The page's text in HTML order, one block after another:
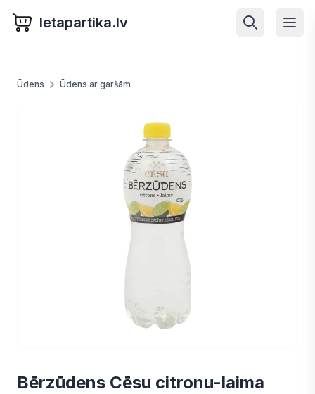
letapartika.lv
Ūdens Ūdens ar garšām
Bērzūdens Cēsu citronu-laima